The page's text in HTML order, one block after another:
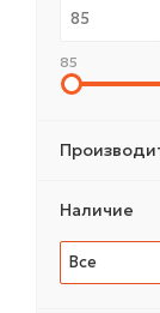
85
Наличие
Все